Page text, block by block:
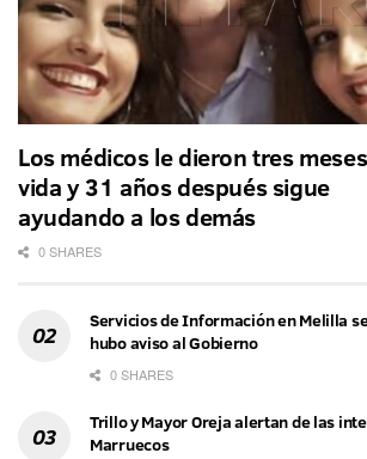
Los médicos le dieron tres
vida y 31 años después sigue
ayudando a los demás
0 SHARES
Servicios de Información en Melilla
hubo aviso al Gobierno
0 SHARES
Trillo y Mayor Oreja alertan de las
Marruecos